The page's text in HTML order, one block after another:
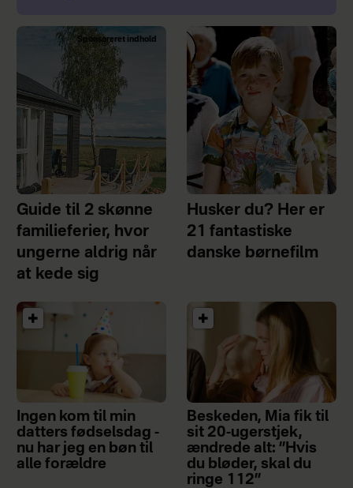
Sponsoreret indhold
Guide til 2 skønne
familieferier, hvor
ungerne aldrig når
at kede sig
Husker du? Her er
21 fantastiske
danske børnefilm
Ingen kom til min
datters fødselsdag -
nu har jeg en bøn til
alle forældre
Beskeden, Mia fik til
sit 20-ugerstjek,
ændrede alt: ”Hvis
du bløder, skal du
ringe 112”